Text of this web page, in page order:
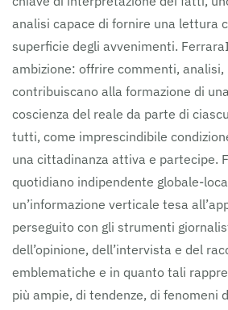
analisi capace di fornire una lettura
superficie degli avvenimenti.
ambizione: offrire commenti,
contribuiscano alla formazione di
coscienza del reale da parte di
tutti, come imprescindibile
una cittadinanza attiva e partecipe.
quotidiano indipendente globale-
un’informazione verticale tesa
perseguito con gli strumenti
dell’opinione, dell’intervista e del
emblematiche e in quanto tali
più ampie, di tendenze, di fenomeni